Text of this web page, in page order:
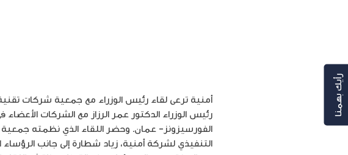
رئيس الوزراء الدكتور عمر الرزاز مع الشركات
الفورسيزونز- عمان. وحضر اللقاء الذي نظمته جمعية
التنفيذي لشركة أمنية، زياد شطارة إلى جانب
رأيك بهمنا